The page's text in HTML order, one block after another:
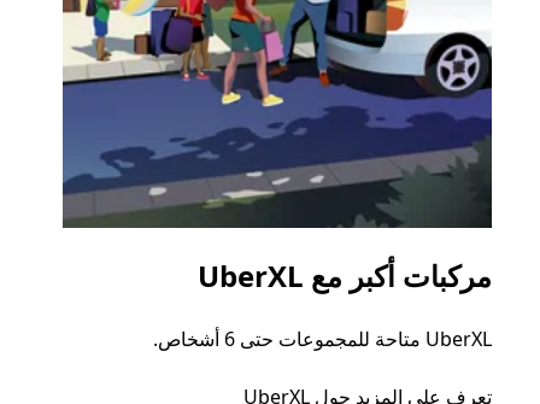
مركبات أكبر مع UberXL
UberXL متاحة للمجموعات حتى 6 أشخاص.
تعرف على المزيد حول UberXL